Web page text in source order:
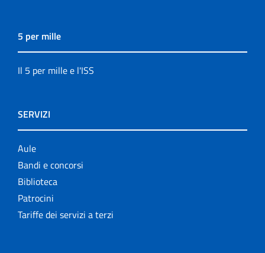
5 per mille
Il 5 per mille e l'ISS
SERVIZI
Aule
Bandi e concorsi
Biblioteca
Patrocini
Tariffe dei servizi a terzi